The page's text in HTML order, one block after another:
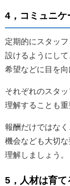
4，コミュニケ
定期的にスタッ
設けるようにし
希望などに目を向
それぞれのスタ
理解することも重
報酬だけではな
機会なども大切
理解しましょう。
5，人材は育て